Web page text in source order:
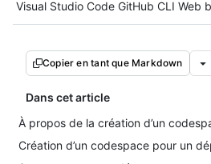
Visual Studio Code GitHub CLI Web
Copier en tant que Markdown
Dans cet article
À propos de la création d’un
Création d’un codespace pour un